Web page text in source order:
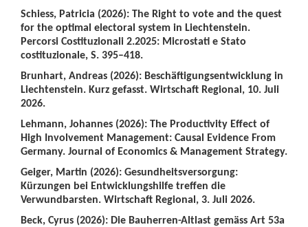
Schiess, Patricia (2026): The Right to vote and the quest
for the optimal electoral system in Liechtenstein.
Percorsi Costituzionali 2.2025: Microstati e Stato
costituzionale, S. 395–418.
Brunhart, Andreas (2026): Beschäftigungsentwicklung in
Liechtenstein. Kurz gefasst. Wirtschaft Regional, 10. Juli
2026.
Lehmann, Johannes (2026): The Productivity Effect of
High Involvement Management: Causal Evidence From
Germany. Journal of Economics & Management Strategy.
Geiger, Martin (2026): Gesundheitsversorgung:
Kürzungen bei Entwicklungshilfe treffen die
Verwundbarsten. Wirtschaft Regional, 3. Juli 2026.
Beck, Cyrus (2026): Die Bauherren-Altlast gemäss Art 53a